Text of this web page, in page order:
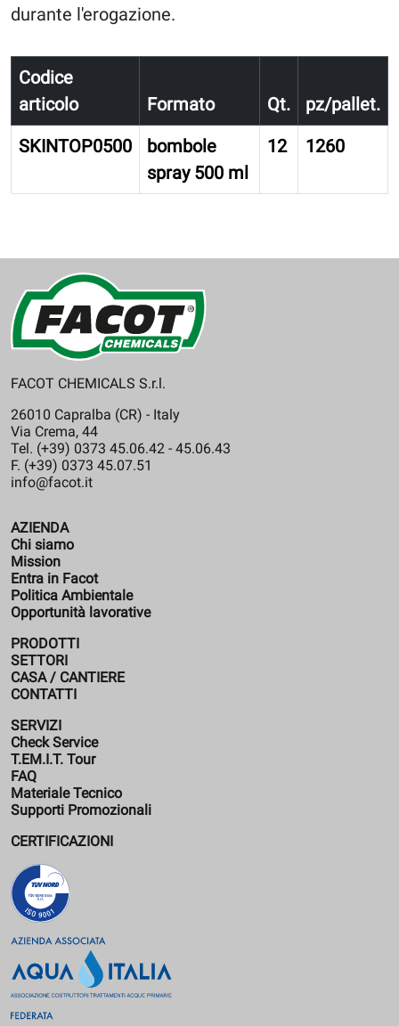
durante l'erogazione.
Codice
articolo
Formato Qt.
pz/pallet.
SKINTOP0500
bombole
spray 500 ml
12 1260
FACOT CHEMICALS S.r.l.
26010 Capralba (CR) - Italy
Via Crema, 44
Tel. (+39) 0373 45.06.42 - 45.06.43
F. (+39) 0373 45.07.51
info@facot.it
AZIENDA
Chi siamo
Mission
Entra in Facot
Politica Ambientale
Opportunità lavorative
PRODOTTI
SETTORI
CASA / CANTIERE
CONTATTI
SERVIZI
Check Service
T.EM.I.T. Tour
FAQ
Materiale Tecnico
Supporti Promozionali
CERTIFICAZIONI